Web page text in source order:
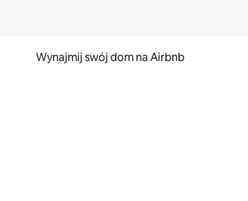
Wynajmij swój dom na Airbnb